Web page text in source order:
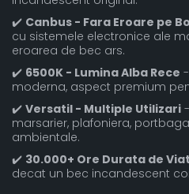
✔️ Canbus - Fara Eroare pe
cu sistemele electronice ale
eroarea de bec ars.
✔️ 6500K - Lumina Alba Rece
moderna, aspect premium
✔️ Versatil - Multiple Utilizari
marsarier, plafoniera,
ambientale.
✔️ 30.000+ Ore Durata de
decat un bec incandescent